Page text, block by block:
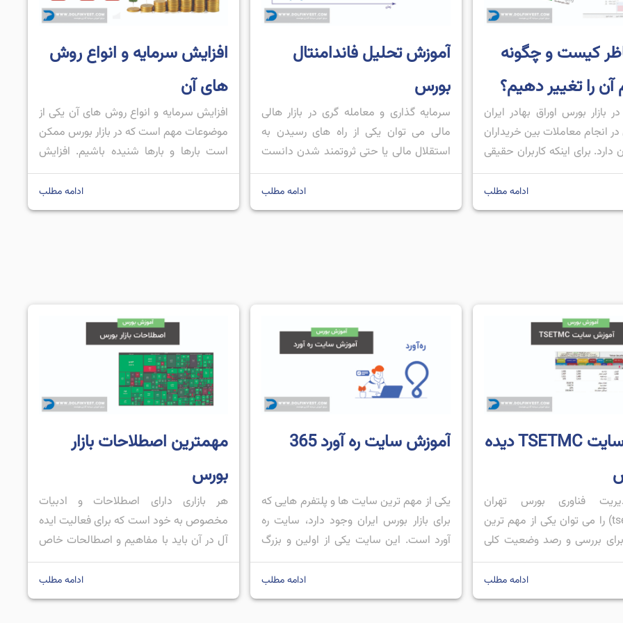
کیست و چگونه
آن را تغییر دهیم؟
در بازار بورس اوراق بهادر ایران
انجام معاملات بین خریداران
برای اینکه کاربران حقیقی
سهامی را خریداری کنند یا
نیاز است معاملات آن ها
شود و روی معاملات آن ها
ادامه مطلب
آموزش تحلیل فاندامنتال
بورس
سرمایه گذاری و معامله گری در بازار هالی
مالی می توان یکی از راه های رسیدن به
استقلال مالی یا حتی ثروتمند شدن دانست
که افرادی زیادی را به خود جذب کرده است.
همین دیدگاه ثروتمند شدن سبب شده
است که افراد مختلفی با این امید که روزی
ادامه مطلب
افزایش سرمایه و انواع روش
های آن
افزایش سرمایه و انواع روش های آن یکی از
موضوعات مهم است که در بازار بورس ممکن
است بارها و بارها شنیده باشیم. افزایش
سرمایه برای شرکت ها بسیار مهم است؛ زیرا
شرکت ها می توانند در طول فرایند افزایش
سرمایه منابع مالی جدیدی را جذب کنند و به
ادامه مطلب
آموزش سایت TSETMC دیده
فناوری بورس تهران
(tsetmc.com) را می توان یکی از مهم ترین
بررسی و رصد وضعیت کلی
تهران دانست. این سایت دارای
و پرکاربردی است که می
سرمایه‌ گذاران از وضعیت
ادامه مطلب
آموزش سایت ره آورد 365
یکی از مهم ترین سایت ها و پلتفرم هایی که
برای بازار بورس ایران وجود دارد، سایت ره
آورد است. این سایت یکی از اولین و بزرگ
ترین پلتفرم ها برای تحلیل تکنیکال، تحلیل
بنیادی، اخبار، آموزش و…. در زمینه بازار های
مالی به خصوص بازار بورس است. ره آورد
ادامه مطلب
مهمترین اصطلاحات بازار
بورس
هر بازاری دارای اصطلاحات و ادبیات
مخصوص به خود است که برای فعالیت ایده
آل در آن باید با مفاهیم و اصطالحات خاص
همان بازار آشنا باشیم؛ بازار بورس نیز از این
قائده مستثنا نیست. بازار بورس دارای
اصطلاحات زیادی است که شناخت آن ها می
ادامه مطلب